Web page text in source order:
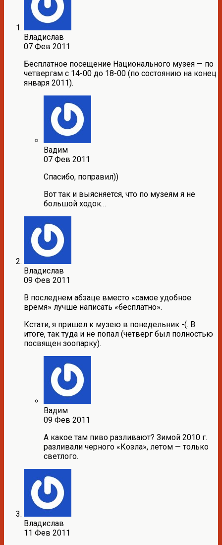
Владислав
07 Фев 2011
Бесплатное посещение Национального музея — по
четвергам с 14-00 до 18-00 (по состоянию на конец
января 2011).
Вадим
07 Фев 2011
Спасибо, поправил))
Вот так и выясняется, что по музеям я не
большой ходок…
Владислав
09 Фев 2011
В последнем абзаце вместо «самое удобное
время» лучше написать «бесплатно».
Кстати, я пришел к музею в понедельник -(. В
итоге, так туда и не попал (четверг был полностью
посвящен зоопарку).
Вадим
09 Фев 2011
А какое там пиво разливают? Зимой 2010 г.
разливали черного «Козла», летом — только
светлого.
Владислав
11 Фев 2011